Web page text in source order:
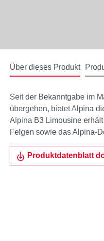
Über dieses Produkt
Seit der Bekanntgabe im
übergehen, bietet Alpina
Alpina B3 Limousine
Felgen sowie das Alpina-
Produktdatenblatt